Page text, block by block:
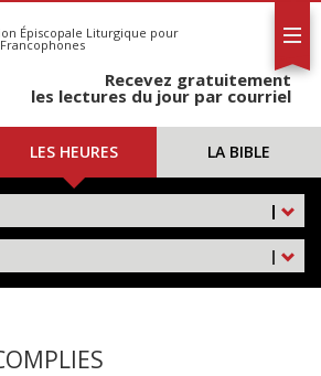
Épiscopale Liturgique pour
Recevez gratuitement
les lectures du jour par courriel
LES HEURES LA BIBLE
|
|